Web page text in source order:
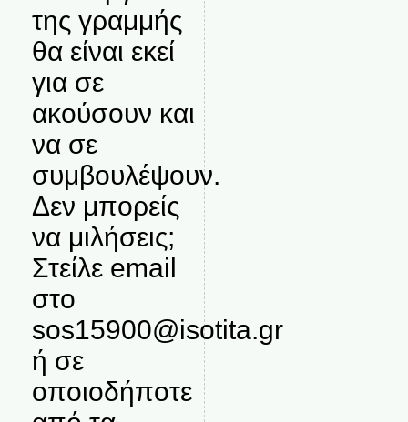
της γραμμής
θα είναι εκεί
για σε
ακούσουν και
να σε
συμβουλέψουν.
Δεν μπορείς
να μιλήσεις;
Στείλε email
στο
sos15900@isotita.gr
ή σε
οποιοδήποτε